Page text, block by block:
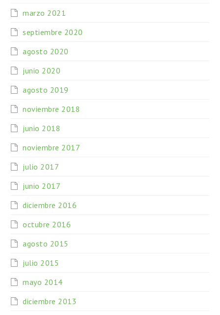
marzo 2021
septiembre 2020
agosto 2020
junio 2020
agosto 2019
noviembre 2018
junio 2018
noviembre 2017
julio 2017
junio 2017
diciembre 2016
octubre 2016
agosto 2015
julio 2015
mayo 2014
diciembre 2013